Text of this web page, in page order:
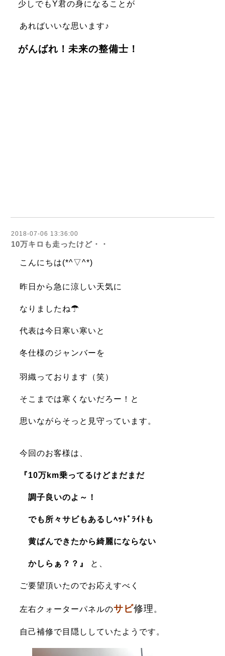
少しでもY君の身になることが
あればいいな思います♪
がんばれ！未来の整備士！
2018-07-06 13:36:00
10万キロも走ったけど・・
こんにちは(*^▽^*)
昨日から急に涼しい天気に
なりましたね☂
代表は今日寒い寒いと
冬仕様のジャンバーを
羽織っております（笑）
そこまでは寒くないだろー！と
思いながらそっと見守っています。
今回のお客様は、
『10万km乗ってるけどまだまだ
調子良いのよ～！
でも所々サビもあるしﾍｯﾄﾞﾗｲﾄも
黄ばんできたから綺麗にならない
かしらぁ？？ 』 と、
ご要望頂いたのでお応えすべく
左右クォーターパネルのサビ修理 。
自己補修で目隠ししていたようです。